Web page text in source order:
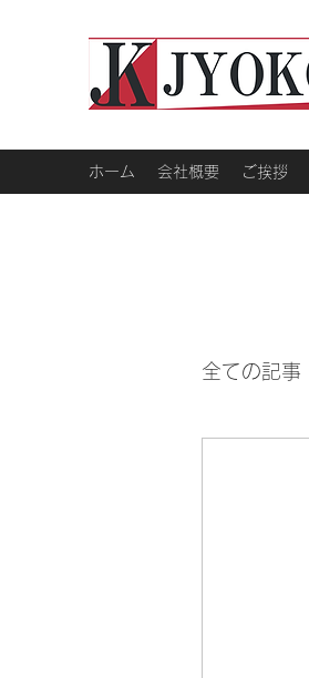
ホーム 会社概要 ご挨拶
全ての記事